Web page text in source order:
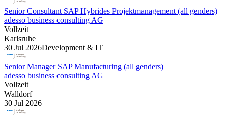
Senior Consultant SAP Hybrides Projektmanagement (all genders)
adesso business consulting AG
Vollzeit
Karlsruhe
30 Jul 2026Development & IT
Senior Manager SAP Manufacturing (all genders)
adesso business consulting AG
Vollzeit
Walldorf
30 Jul 2026